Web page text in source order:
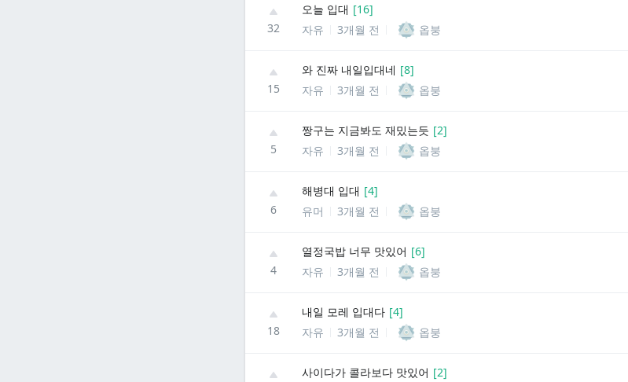
32
오늘 입대 [16]
자유
3개월 전 옵붕
15
와 진짜 내일입대네 [8]
자유
3개월 전 옵붕
5
짱구는 지금봐도 재밌는듯 [2]
자유
3개월 전 옵붕
6
해병대 입대 [4]
유머
3개월 전 옵붕
4
열정국밥 너무 맛있어 [6]
자유
3개월 전 옵붕
18
내일 모레 입대다 [4]
자유
3개월 전 옵붕
사이다가 콜라보다 맛있어 [2]